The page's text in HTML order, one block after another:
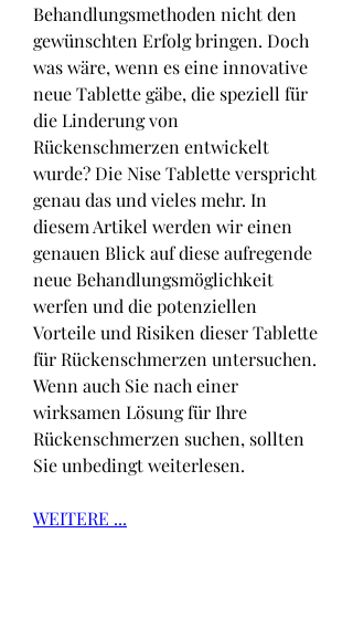
Behandlungsmethoden nicht den
gewünschten Erfolg bringen. Doch
was wäre, wenn es eine innovative
neue Tablette gäbe, die speziell für
die Linderung von
Rückenschmerzen entwickelt
wurde? Die Nise Tablette verspricht
genau das und vieles mehr. In
diesem Artikel werden wir einen
genauen Blick auf diese aufregende
neue Behandlungsmöglichkeit
werfen und die potenziellen
Vorteile und Risiken dieser Tablette
für Rückenschmerzen untersuchen.
Wenn auch Sie nach einer
wirksamen Lösung für Ihre
Rückenschmerzen suchen, sollten
Sie unbedingt weiterlesen.
WEITERE ...